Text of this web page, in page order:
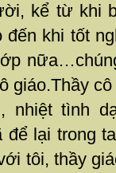
kể từ khi
khi tốt
giáo.Thầy
nhiệt tình
lại trong
tôi, thầy